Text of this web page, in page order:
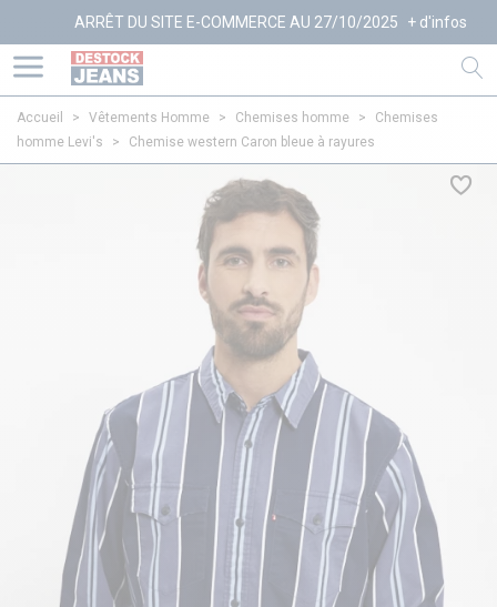
ARRÊT DU SITE E-COMMERCE AU 27/10/2025 + d'infos
Accueil > Vêtements Homme > Chemises homme >
Chemises
homme Levi's
> Chemise western Caron bleue à rayures